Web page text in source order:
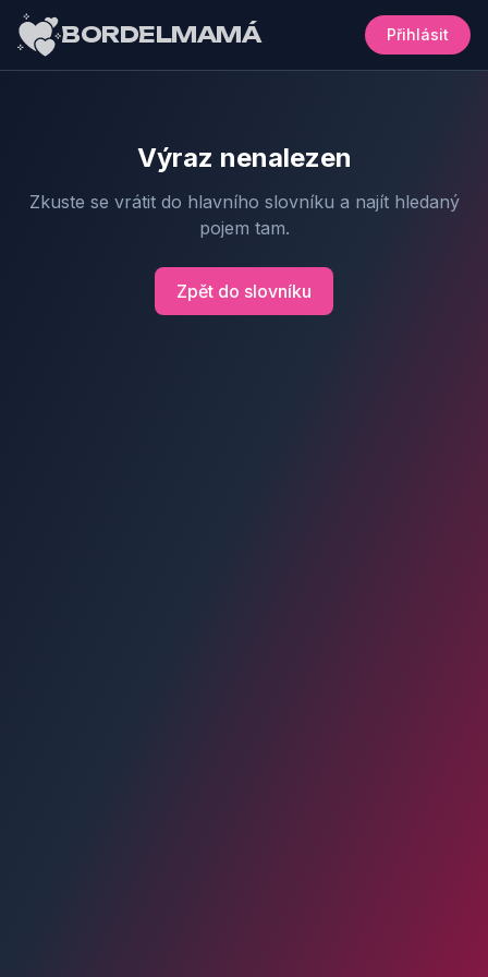
BORDELMAMÁ Přihlásit
Výraz nenalezen
Zkuste se vrátit do hlavního slovníku a najít hledaný
pojem tam.
Zpět do slovníku